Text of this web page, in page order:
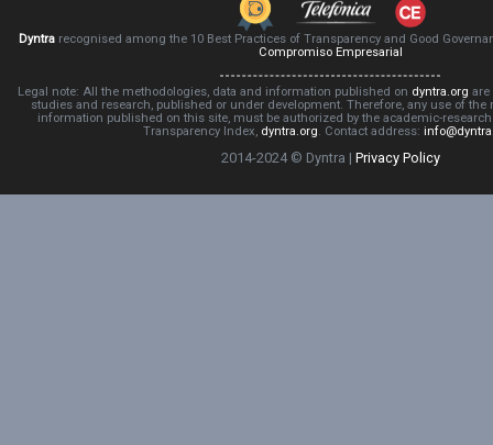
Dyntra recognised among the 10 Best Practices of Transparency and Good
Compromiso Empresarial
Legal note: All the methodologies, data and information published on dyntra.org are
studies and research, published or under development. Therefore, any use of the
information published on this site, must be authorized by the academic-
Transparency Index, dyntra.org. Contact address:
2014-2024 © Dyntra | Privacy Policy